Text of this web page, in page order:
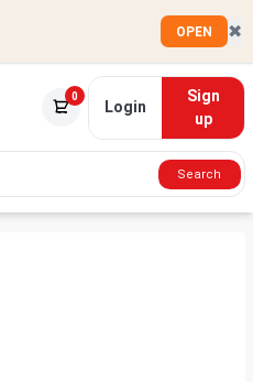
OPEN ✖
0
Login
Sign
up
Search